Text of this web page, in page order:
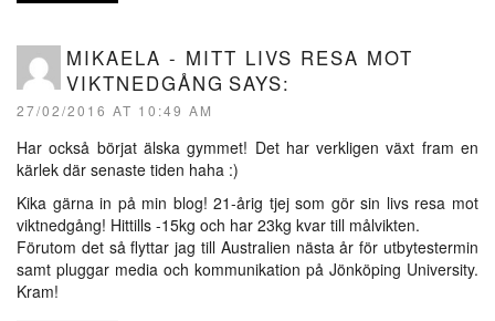
MIKAELA - MITT LIVS RESA MOT
VIKTNEDGÅNG SAYS:
27/02/2016 AT 10:49 AM
Har också börjat älska gymmet! Det har verkligen växt fram en
kärlek där senaste tiden haha :)
Kika gärna in på min blog! 21-årig tjej som gör sin livs resa mot
viktnedgång! Hittills -15kg och har 23kg kvar till målvikten.
Förutom det så flyttar jag till Australien nästa år för utbytestermin
samt pluggar media och kommunikation på Jönköping University.
Kram!